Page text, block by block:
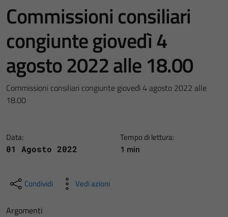
Commissioni consiliari
congiunte giovedì 4
agosto 2022 alle 18.00
Commissioni consiliari congiunte giovedì 4 agosto 2022 alle
18.00
Data:
01 Agosto 2022
Tempo di lettura:
1 min
Condividi Vedi azioni
Argomenti